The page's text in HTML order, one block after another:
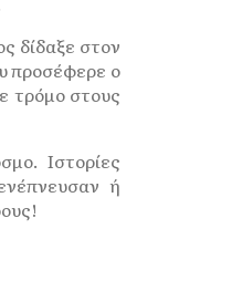
δίδαξε στον
προσέφερε ο
τρόμο στους
Ιστορίες
ή